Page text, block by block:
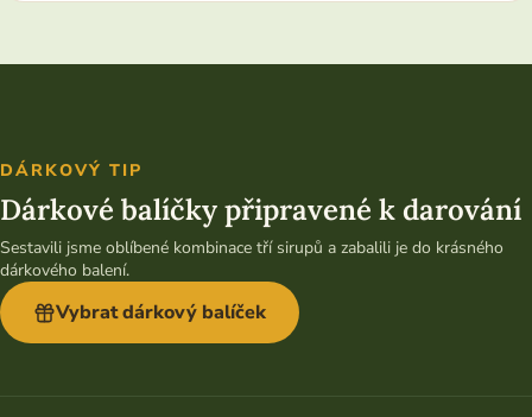
DÁRKOVÝ TIP
Dárkové balíčky připravené k darování
Sestavili jsme oblíbené kombinace tří sirupů a zabalili je do krásného
dárkového balení.
Vybrat dárkový balíček